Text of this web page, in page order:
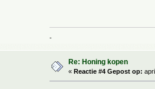
-
Re: Honing kopen
« Reactie #4 Gepost op: